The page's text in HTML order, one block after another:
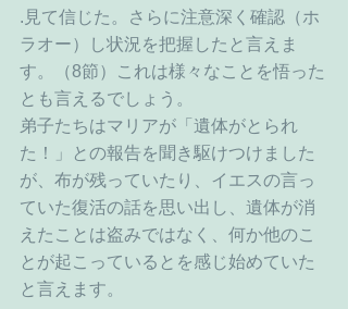
.見て信じた。さらに注意深く確認（ホ
ラオー）し状況を把握したと言えま
す。（8節）これは様々なことを悟った
とも言えるでしょう。
弟子たちはマリアが「遺体がとられ
た！」との報告を聞き駆けつけました
が、布が残っていたり、イエスの言っ
ていた復活の話を思い出し、遺体が消
えたことは盗みではなく、何か他のこ
とが起こっているとを感じ始めていた
と言えます。